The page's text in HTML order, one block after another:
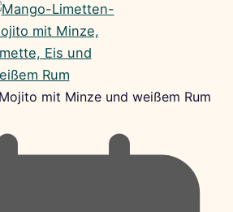
mit Minze und weißem Rum